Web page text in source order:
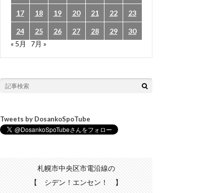
17 18 19 20 21 22 23
24 25 26 27 28 29
30
« 5月
7月 »
Tweets by DosankoSpoTube
札幌市中央区市電沿線の
【 シデン！エンセン！ 】